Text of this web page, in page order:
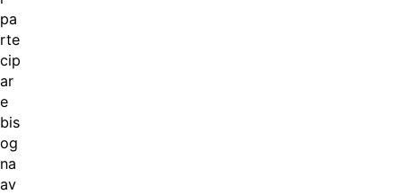
pa
rte
cip
ar
e
bis
og
na
av